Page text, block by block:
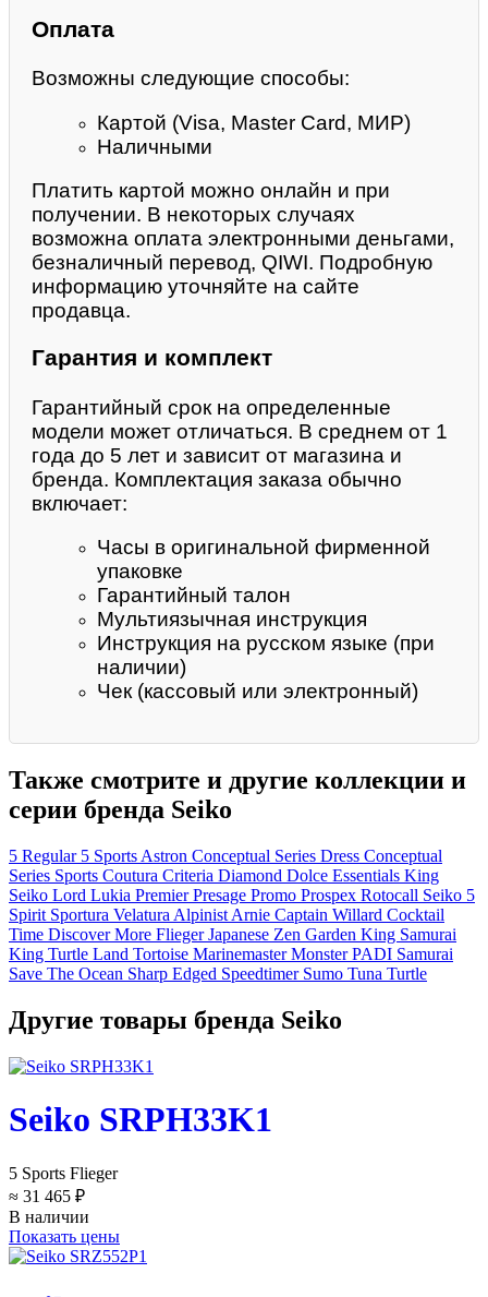
Оплата
Возможны следующие способы:
Картой (Visa, Master Card, МИР)
Наличными
Платить картой можно онлайн и при
получении. В некоторых случаях
возможна оплата электронными деньгами,
безналичный перевод, QIWI. Подробную
информацию уточняйте на сайте
продавца.
Гарантия и комплект
Гарантийный срок на определенные
модели может отличаться. В среднем от 1
года до 5 лет и зависит от магазина и
бренда. Комплектация заказа обычно
включает:
Часы в оригинальной фирменной
упаковке
Гарантийный талон
Мультиязычная инструкция
Инструкция на русском языке (при
наличии)
Чек (кассовый или электронный)
Также смотрите и другие коллекции и
серии бренда Seiko
5 Regular 5 Sports Astron Conceptual Series Dress Conceptual
Series Sports Coutura Criteria Diamond Dolce Essentials King
Seiko Lord Lukia PremierPresage Promo Prospex Rotocall Seiko 5
Spirit Sportura Velatura Alpinist Arnie Captain Willard Cocktail
Time Discover More FliegerJapanese Zen Garden King Samurai
King Turtle Land Tortoise MarinemasterMonsterPADI Samurai
Save The Ocean Sharp Edged Speedtimer Sumo Tuna Turtle
Другие товары бренда Seiko
Seiko SRPH33K1
5 Sports Flieger
≈ 31 465 ₽
В наличии
Показать цены